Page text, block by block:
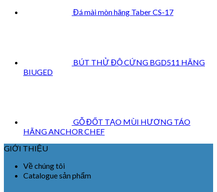
Đá mài mòn hãng Taber CS-17
BÚT THỬ ĐỘ CỨNG BGD511 HÃNG
BIUGED
GỖ ĐỐT TẠO MÙI HƯƠNG TÁO
HÃNG ANCHOR CHEF
GIỚI THIỆU
Về chúng tôi
Catalogue sản phẩm